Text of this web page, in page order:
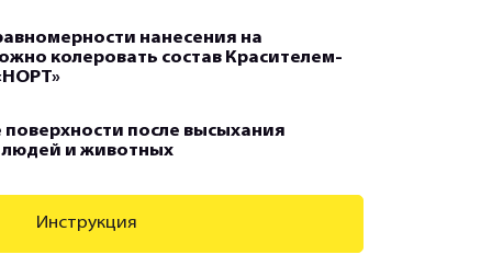
нанесения на
колеровать состав Красителем-
после высыхания
людей и животных
Инструкция